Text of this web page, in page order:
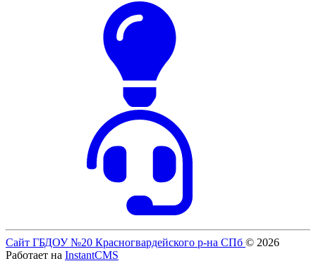
Сайт ГБДОУ №20 Красногвардейского р-на СПб © 2026
Работает на InstantCMS